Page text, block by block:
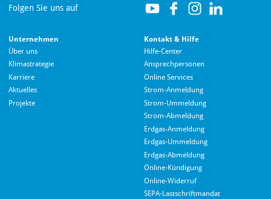
Folgen Sie uns auf
Unternehmen
Über uns
Klimastrategie
Karriere
Aktuelles
Projekte
Kontakt & Hilfe
Hilfe-Center
Ansprechpersonen
Online Services
Strom-Anmeldung
Strom-Ummeldung
Strom-Abmeldung
Erdgas-Anmeldung
Erdgas-Ummeldung
Erdgas-Abmeldung
Online-Kündigung
Online-Widerruf
SEPA-Lastschriftmandat